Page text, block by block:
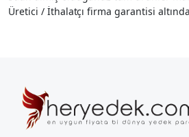
Üretici / İthalatçı firma garantisi